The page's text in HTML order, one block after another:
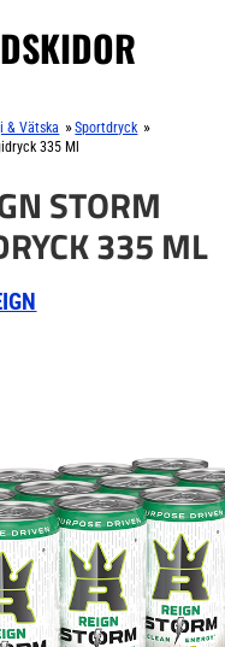
& Vätska »Sportdryck »
335 Ml
STORM
335 ML